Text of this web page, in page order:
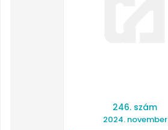
246. szám
2024. november